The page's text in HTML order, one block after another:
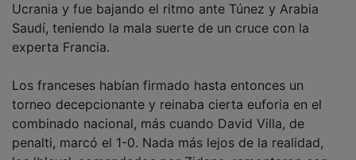
Saudí, teniendo la mala suerte de un cruce con la
experta Francia.
torneo decepcionante y reinaba cierta euforia en el
combinado nacional, más cuando David Villa, de
penalti, marcó el 1-0. Nada más lejos de la realidad,
los 'bleus', comandados por Zidane, remontaron con